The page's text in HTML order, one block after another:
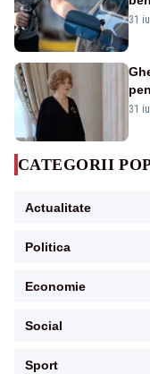
31
31
CATEGORII
Actualitate
Politica
Economie
Social
Sport